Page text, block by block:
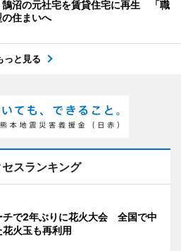
鵠沼の元社宅を賃貸住宅に再生 「職
住まいへ
っと見る
スランキング
チで2年ぶりに花火大会 全国で中
花火玉も再利用